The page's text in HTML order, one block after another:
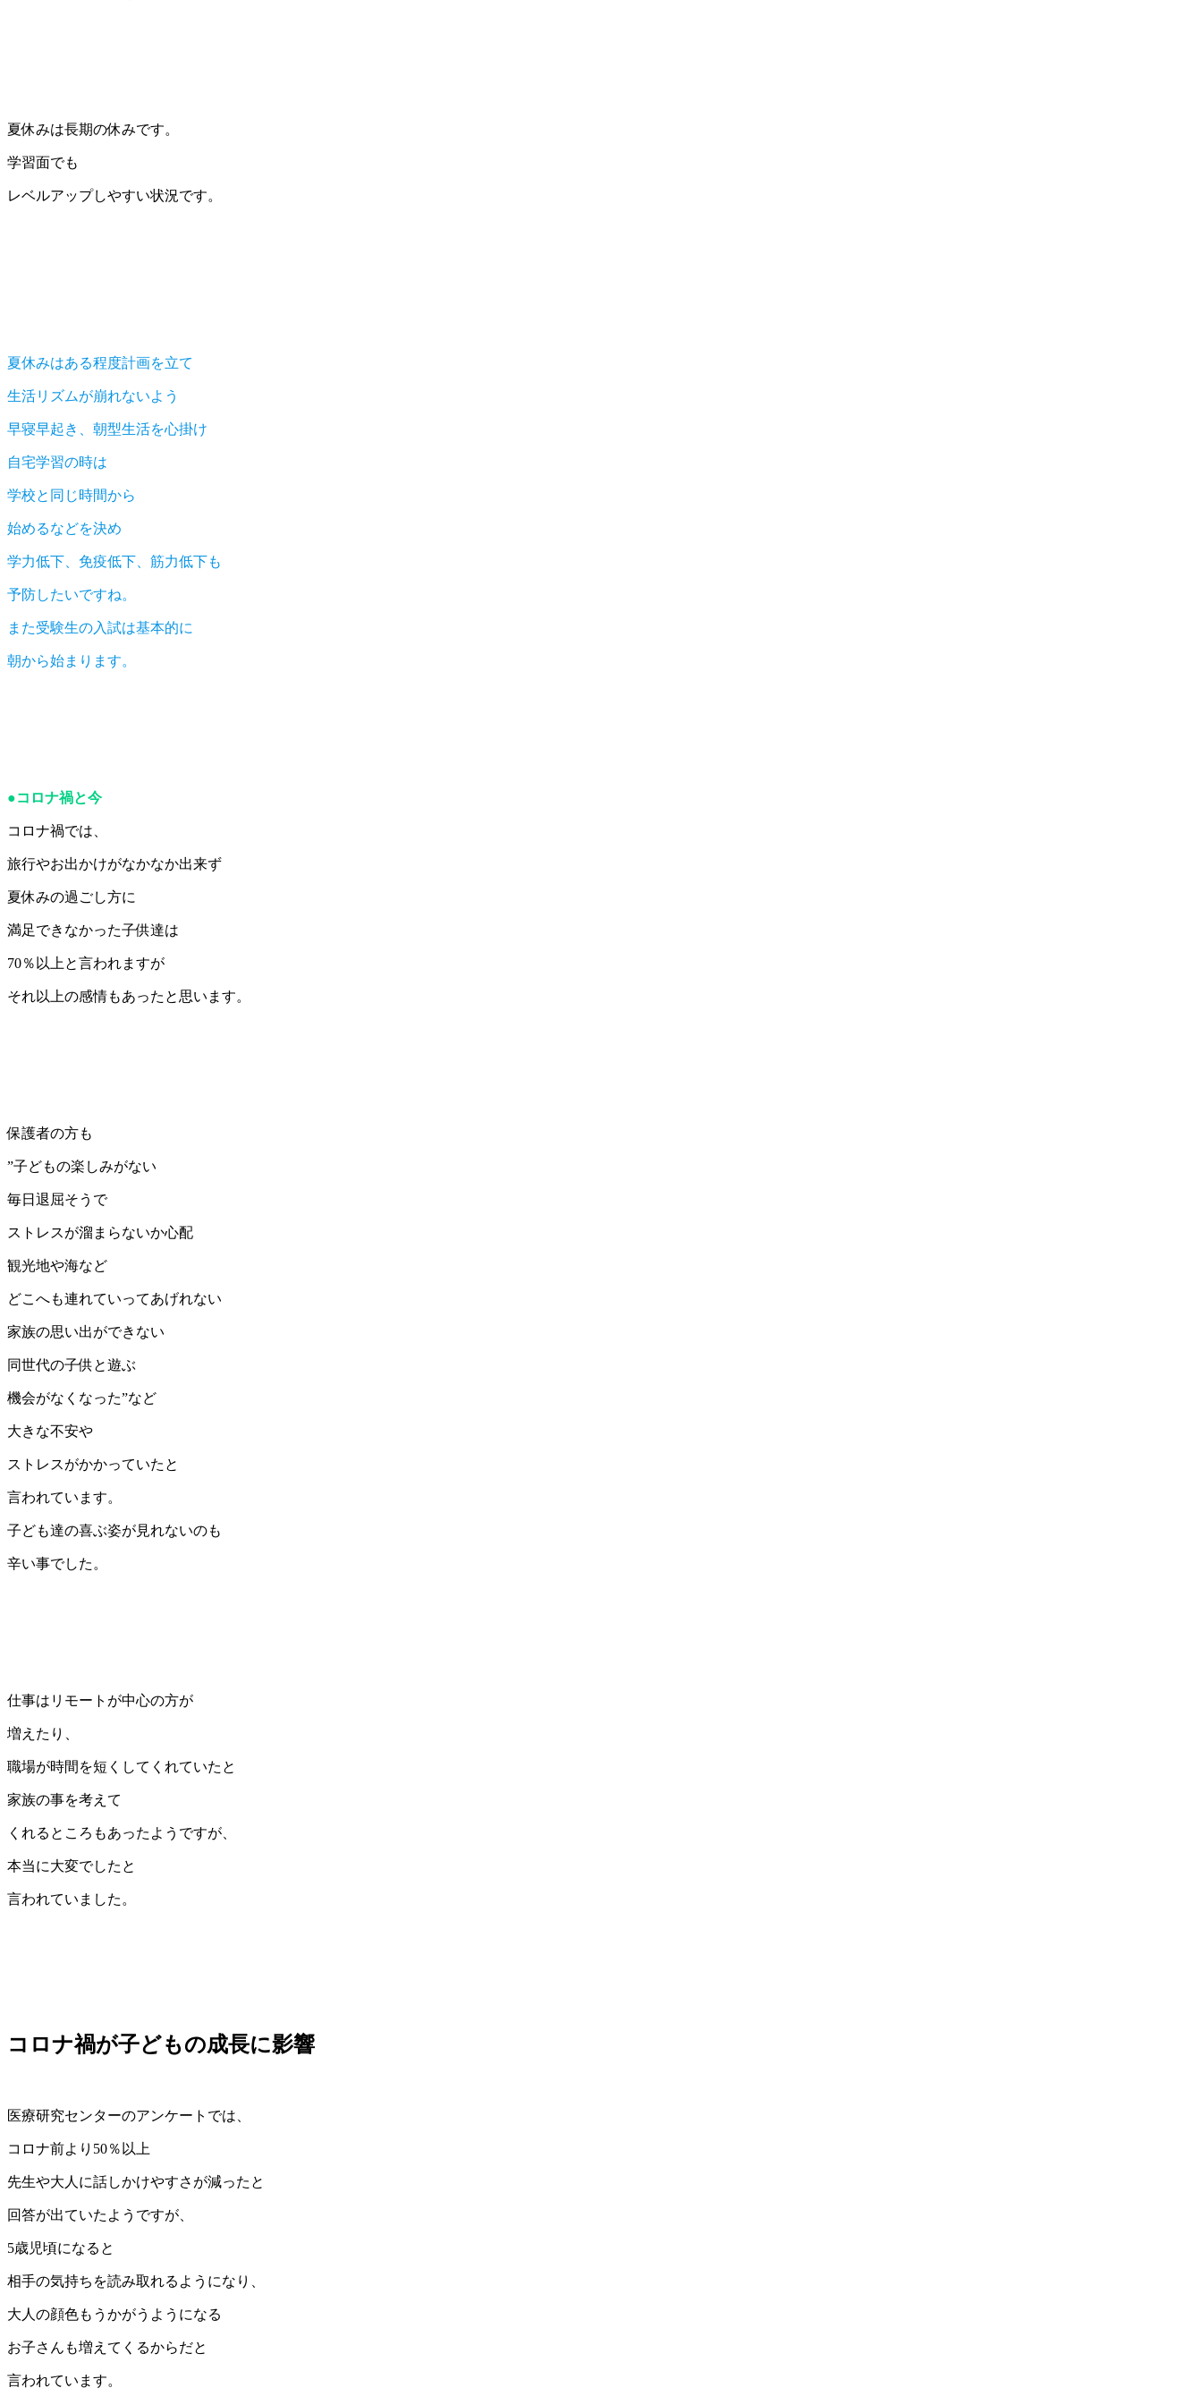
夏休みは長期の休みです。
学習面でも
レベルアップしやすい状況です。
夏休みはある程度計画を立て
生活リズムが崩れないよう
早寝早起き、朝型生活を心掛け
自宅学習の時は
学校と同じ時間から
始めるなどを決め
学力低下、免疫低下、筋力低下も
予防したいですね。
また受験生の入試は基本的に
朝から始まります。
●コロナ禍と今
コロナ禍では、
旅行やお出かけがなかなか出来ず
夏休みの過ごし方に
満足できなかった子供達は
70％以上と言われますが
それ以上の感情もあったと思います。
保護者の方も
”子どもの楽しみがない
毎日退屈そうで
ストレスが溜まらないか心配
観光地や海など
どこへも連れていってあげれない
家族の思い出ができない
同世代の子供と遊ぶ
機会がなくなった”など
大きな不安や
ストレスがかかっていたと
言われています。
子ども達の喜ぶ姿が見れないのも
辛い事でした。
仕事はリモートが中心の方が
増えたり、
職場が時間を短くしてくれていたと
家族の事を考えて
くれるところもあったようですが、
本当に大変でしたと
言われていました。
コロナ禍が子どもの成長に影響
医療研究センターのアンケートでは、
コロナ前より50％以上
先生や大人に話しかけやすさが減ったと
回答が出ていたようですが、
5歳児頃になると
相手の気持ちを読み取れるようになり、
大人の顔色もうかがうようになる
お子さんも増えてくるからだと
言われています。